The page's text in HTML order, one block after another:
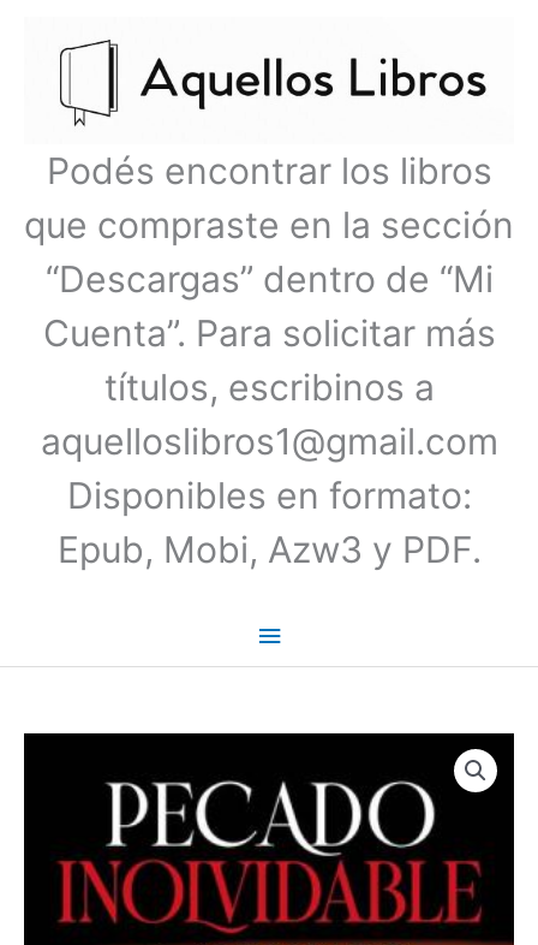
Podés encontrar los libros
que compraste en la sección
“Descargas” dentro de “Mi
Cuenta”. Para solicitar más
títulos, escribinos a
aquelloslibros1@gmail.com
Disponibles en formato:
Epub, Mobi, Azw3 y PDF.
principal
Kenner